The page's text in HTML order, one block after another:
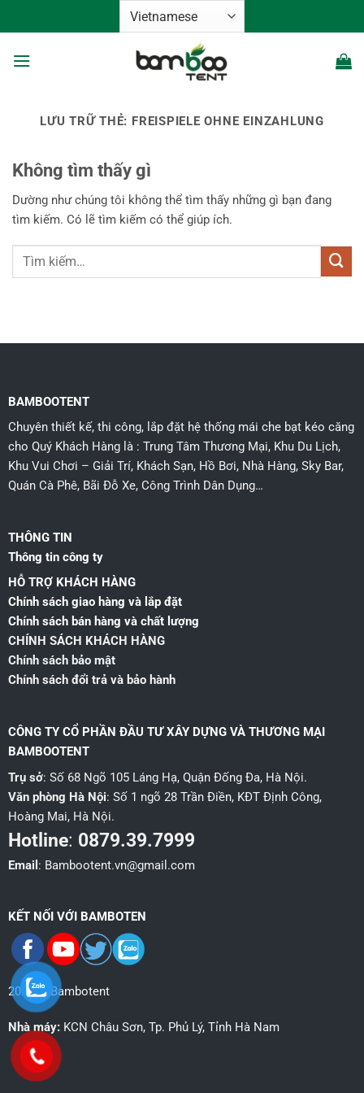
dung
LƯU TRỮ THẺ: FREISPIELE OHNE EINZAHLUNG
Không tìm thấy gì
Dường như chúng tôi không thể tìm thấy những gì bạn đang
tìm kiếm. Có lẽ tìm kiếm có thể giúp ích.
BAMBOOTENT
Chuyên thiết kế, thi công, lắp đặt hệ thống mái che bạt kéo căng
cho Quý Khách Hàng là : Trung Tâm Thương Mại, Khu Du Lịch,
Khu Vui Chơi – Giải Trí, Khách Sạn, Hồ Bơi, Nhà Hàng, Sky Bar,
Quán Cà Phê, Bãi Đỗ Xe, Công Trình Dân Dụng…
THÔNG TIN
Thông tin công ty
HỖ TRỢ KHÁCH HÀNG
Chính sách giao hàng và lắp đặt
Chính sách bán hàng và chất lượng
CHÍNH SÁCH KHÁCH HÀNG
Chính sách bảo mật
Chính sách đổi trả và bảo hành
CÔNG TY CỔ PHẦN ĐẦU TƯ XÂY DỰNG VÀ THƯƠNG MẠI
BAMBOOTENT
Trụ sở: Số 68 Ngõ 105 Láng Hạ, Quận Đống Đa, Hà Nội.
Văn phòng Hà Nội: Số 1 ngõ 28 Trần Điền, KĐT Định Công,
Hoàng Mai, Hà Nội.
Hotline: 0879.39.7999
Email : Bambootent.vn@gmail.com
KẾT NỐI VỚI BAMBOTEN
2026 © Bambotent
Nhà máy:KCN Châu Sơn, Tp. Phủ Lý, Tỉnh Hà Nam